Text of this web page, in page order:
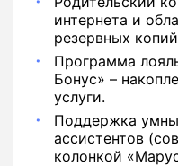
интернета и
резервных
Программа
Бонус» –
услуги.
Поддержка
ассистентов
колонкой